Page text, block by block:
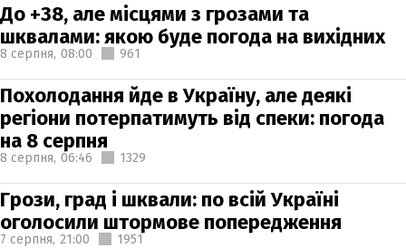
До +38, але місцями з грозами та
шквалами: якою буде погода на вихідних
8 серпня, 08:00 961
Похолодання йде в Україну, але деякі
регіони потерпатимуть від спеки: погода
на 8 серпня
8 серпня, 06:46 1329
Грози, град і шквали: по всій Україні
оголосили штормове попередження
7 серпня, 21:00 1951